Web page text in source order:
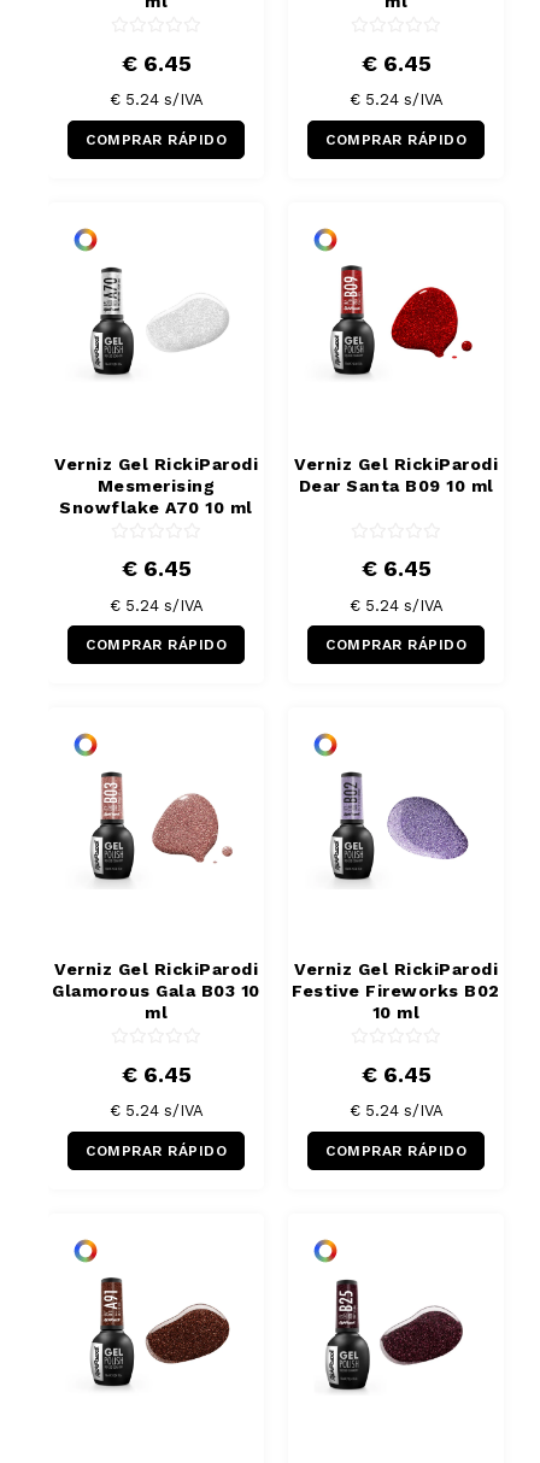
€ 6.45
€ 5.24s/IVA
COMPRAR RÁPIDO
€ 6.45
€ 5.24s/IVA
COMPRAR RÁPIDO
Verniz Gel RickiParodi
Mesmerising
Snowflake A70 10 ml
€ 6.45
€ 5.24s/IVA
COMPRAR RÁPIDO
Verniz Gel RickiParodi
Dear Santa B09 10 ml
€ 6.45
€ 5.24s/IVA
COMPRAR RÁPIDO
Verniz Gel RickiParodi
Glamorous Gala B03 10
ml
€ 6.45
€ 5.24s/IVA
COMPRAR RÁPIDO
Verniz Gel RickiParodi
Festive Fireworks B02
10 ml
€ 6.45
€ 5.24s/IVA
COMPRAR RÁPIDO